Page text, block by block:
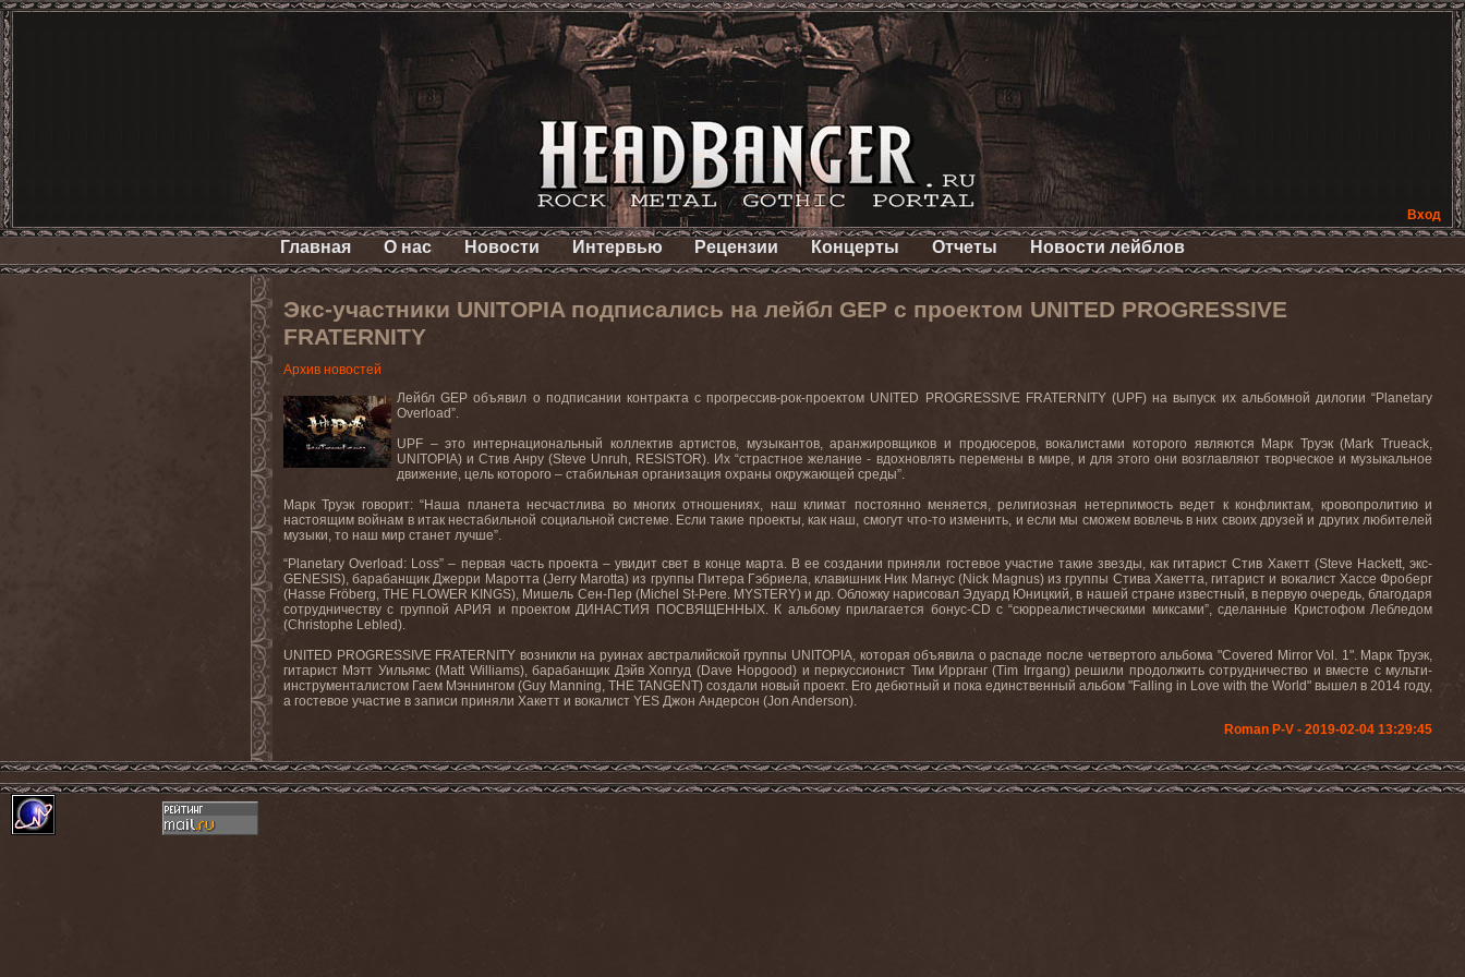
Вход
Главная О нас Новости Интервью Рецензии Концерты Отчеты Новости лейблов
Экс-участники UNITOPIA подписались на лейбл GEP с проектом UNITED PROGRESSIVE
FRATERNITY
Архив новостей
ЛейблGEP объявил о подписании контракта с прогрессив-рок-проектом UNITED PROGRESSIVE FRATERNITY (UPF) на выпуск их альбомной дилогии “Planetary
Overload”.
UPF – это интернациональный коллектив артистов, музыкантов, аранжировщиков и продюсеров, вокалистами которого являются Марк Труэк (Mark Trueack,
UNITOPIA) и Стив Анру (Steve Unruh, RESISTOR). Их “страстное желание - вдохновлять перемены в мире, и для этого они возглавляют творческое и музыкальное
движение, цель которого – стабильная организация охраны окружающей среды”.
Марк Труэк говорит: “Наша планета несчастлива во многих отношениях, наш климат постоянно меняется, религиозная нетерпимость ведет к конфликтам, кровопролитию и
настоящим войнам в итак нестабильной социальной системе. Если такие проекты, как наш, смогут что-то изменить, и если мы сможем вовлечь в них своих друзей и других любителей
музыки, то наш мир станет лучше”.
“Planetary Overload : Loss” – первая часть проекта – увидит свет в конце марта. В ее создании приняли гостевое участие такие звезды, как гитарист Стив Хакетт (Steve Hackett, экс-
GENESIS), барабанщик Джерри Маротта (Jerry Marotta) из группы Питера Гэбриела, клавишник Ник Магнус (Nick Magnus) из группы Стива Хакетта, гитарист и вокалист Хассе Фроберг
(Hasse Frö berg,THE FLOWER KINGS), Мишель Сен-Пер (Michel St-Pere. MYSTERY) и др. Обложку нарисовал Эдуард Юницкий, в нашей стране известный, в первую очередь, благодаря
сотрудничеству с группой АРИЯ и проектом ДИНАСТИЯ ПОСВЯЩЕННЫХ. К альбому прилагается бонус-CD с “сюрреалистическими миксами”, сделанные Кристофом Лебледом
(Christophe Lebled).
UNITED PROGRESSIVE FRATERNITY возникли на руинах австралийской группы UNITOPIA, которая объявила о распаде после четвертого альбома "Covered Mirror Vol . 1". Марк Труэк,
гитарист Мэтт Уильямс (Matt Williams), барабанщик Дэйв Хопгуд (Dave Hopgood) и перкуссионист Тим Иррганг (Tim Irrgang) решили продолжить сотрудничество и вместе с мульти-
инструменталистом Гаем Мэннингом (Guy Manning, THE TANGENT) создали новый проект. Его дебютный и пока единственный альбом "Falling in Love with the World" вышел в 2014 году,
а гостевое участие в записи приняли Хакетт и вокалист YES Джон Андерсон (Jon Anderson).
Roman P-V - 2019-02-04 13:29:45